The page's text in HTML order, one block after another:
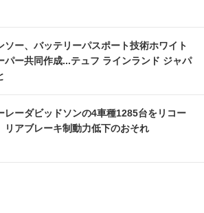
ソー、バッテリーパスポート技術ホワイト
パー共同作成...テュフ ラインランド ジャパ
レーダビッドソンの4車種1285台をリコー
リアブレーキ制動力低下のおそれ